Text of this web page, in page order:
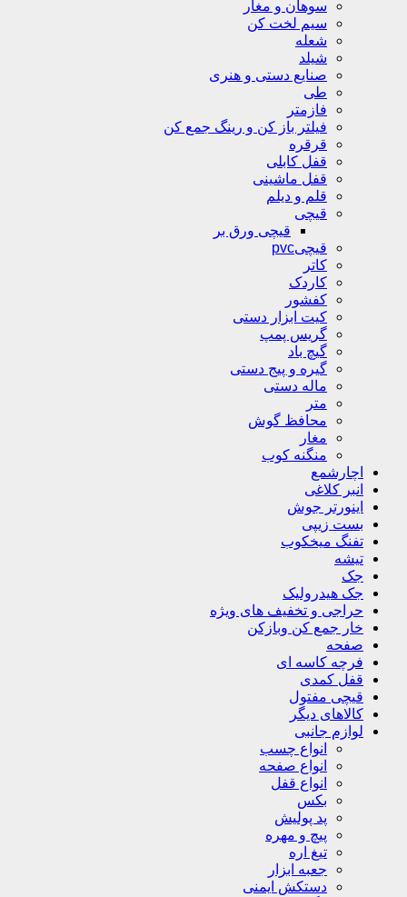
سوهان و مغار
سیم لخت کن
شعله
شیلد
صنایع دستی و هنری
طی
فازمتر
فیلتر باز کن و رینگ جمع کن
قرقره
قفل کابلی
قفل ماشینی
قلم و دیلم
قیچی
قیچی ورق بر
قیچیpvc
کاتر
کاردک
کفشور
کیت ابزار دستی
گریس پمپ
گیچ باد
گیره و پیج دستی
ماله دستی
متر
محافظ گوش
مغار
منگنه کوب
اچارشمع
انبر کلاغی
اینورتر جوش
بست زیپی
تفنگ میخکوب
تیشه
جک
جک هیدرولیک
حراجی و تخفیف های ویژه
خار جمع کن وبازکن
صفحه
فرچه کاسه ای
قفل کمدی
قیچی مفتول
کالاهای دیگر
لوازم جانبی
انواع چسب
انواع صفحه
انواع قفل
بکس
پد پولیش
پیچ و مهره
تیغ اره
جعبه ابزار
دستکش ایمنی